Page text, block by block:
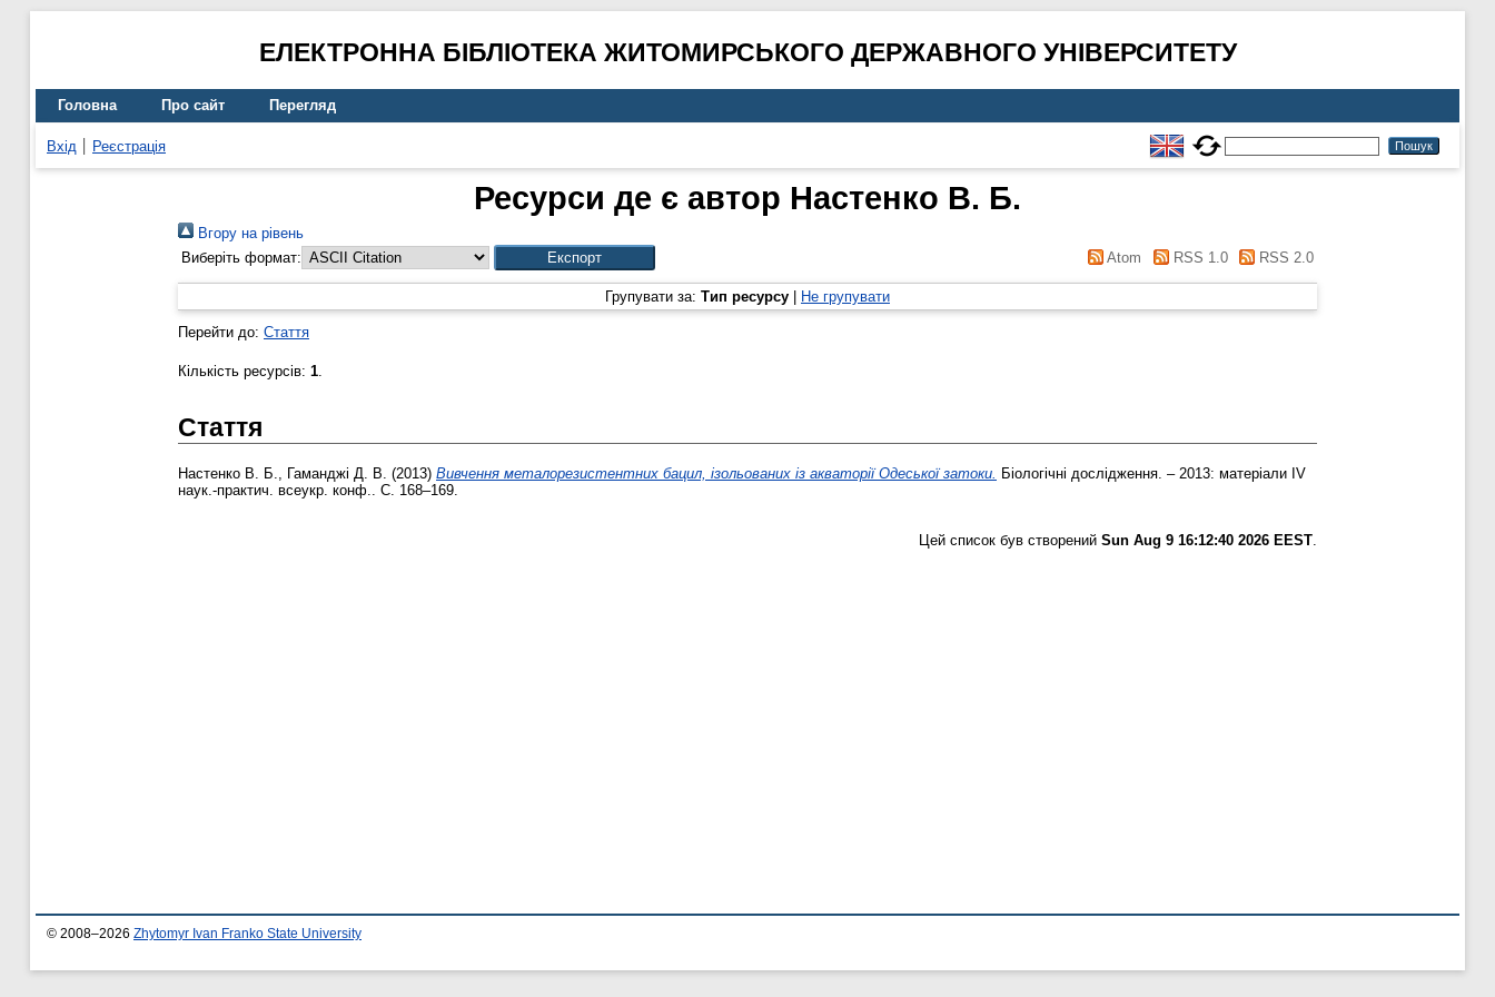
ЕЛЕКТРОННА БІБЛІОТЕКА ЖИТОМИРСЬКОГО ДЕРЖАВНОГО УНІВЕРСИТЕТУ
Головна Про сайт Перегляд
Вхід Реєстрація
Ресурси де є автор Настенко В. Б.
Вгору на рівень
Виберіть формат:
Atom RSS 1.0 RSS 2.0
Групувати за: Тип ресурсу Не групувати
Перейти до: Стаття
Кількість ресурсів: 1.
Стаття
Настенко В. Б., Гаманджі Д. В. (2013) Вивчення металорезистентних бацил, ізольованих із акваторії Одеської затоки. Біологічні дослідження. – 2013: матеріали IV
наук.-практич. всеукр. конф.. С. 168–169.
Цей список був створений Sun Aug 9 16:12:40 2026 EEST.
© 2008–2026 Zhytomyr Ivan Franko State University